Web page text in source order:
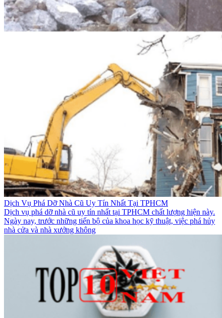
Dịch Vụ Phá Dỡ Nhà Cũ Uy Tín Nhất Tại TPHCM
Dịch vụ phá dỡ nhà cũ uy tín nhất tại TPHCM chất lượng hiện này.
Ngày nay, trước những tiến bộ của khoa học kỹ thuật, việc phá hủy
nhà cửa và nhà xưởng không